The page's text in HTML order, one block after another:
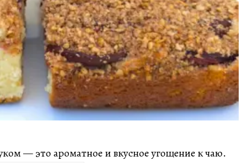
— это ароматное и вкусное угощение к чаю.